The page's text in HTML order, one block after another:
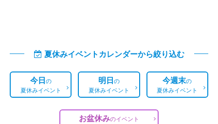
夏休みイベントカレンダーから絞り込む
今日の
夏休みイベント
明日の
夏休みイベント
今週末の
夏休みイベント
お盆休みのイベント